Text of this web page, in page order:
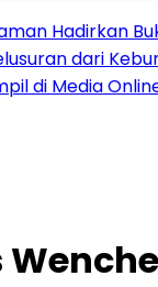
Hadirkan
dari
di Media